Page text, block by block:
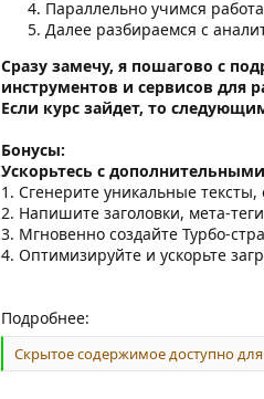
Параллельно учимся
Далее разбираемся с
Сразу замечу, я пошагово с
инструментов и сервисов для
Если курс зайдет, то
Бонусы:
Ускорьтесь с
1. Сгенерите уникальные
2. Напишите заголовки, мета-
3. Мгновенно создайте Турбо-
4. Оптимизируйте и ускорьте
Подробнее:
Скрытое содержимое доступно